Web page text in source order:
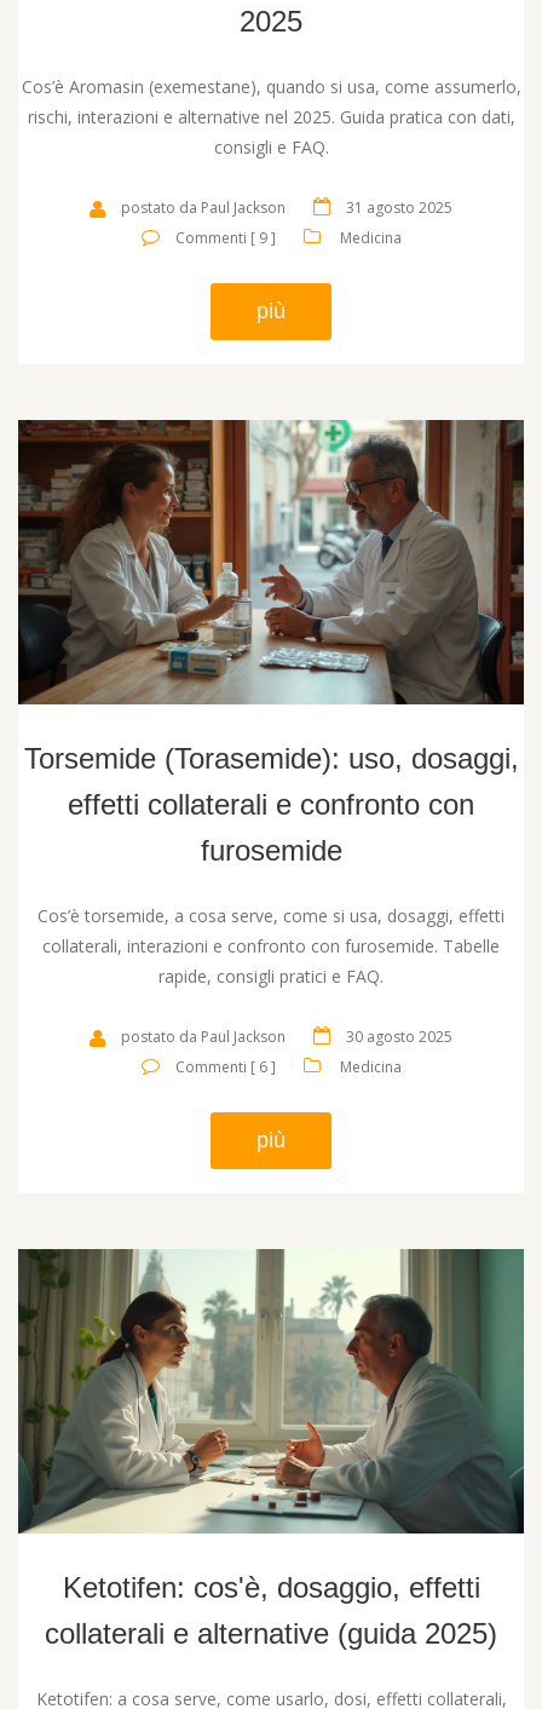
2025
Cos’è Aromasin (exemestane), quando si usa, come assumerlo,
rischi, interazioni e alternative nel 2025. Guida pratica con dati,
consigli e FAQ.
postato da Paul Jackson
31 agosto 2025
Commenti [ 9 ]
Medicina
più
Torsemide (Torasemide): uso, dosaggi,
effetti collaterali e confronto con
furosemide
Cos’è torsemide, a cosa serve, come si usa, dosaggi, effetti
collaterali, interazioni e confronto con furosemide. Tabelle
rapide, consigli pratici e FAQ.
postato da Paul Jackson
30 agosto 2025
Commenti [ 6 ]
Medicina
più
Ketotifen: cos'è, dosaggio, effetti
collaterali e alternative (guida 2025)
Ketotifen: a cosa serve, come usarlo, dosi, effetti collaterali,